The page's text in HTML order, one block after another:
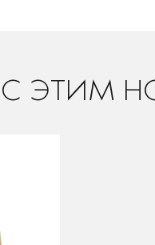
C ЭТИМ